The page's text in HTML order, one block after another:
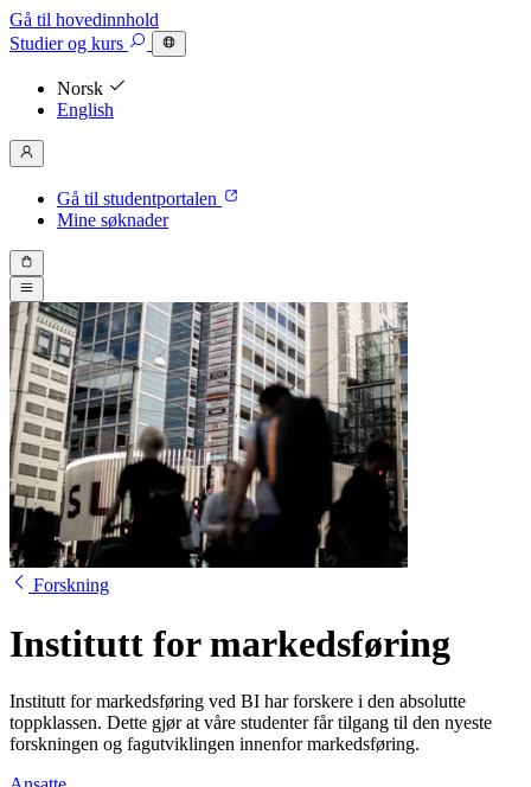
Gå til hovedinnhold
Studierog kurs
Norsk
English
Gå til studentportalen
Mine søknader
Forskning
Institutt for markedsføring
Institutt for markedsføring ved BI har forskere i den absolutte
toppklassen. Dette gjør at våre studenter får tilgang til den nyeste
forskningen og fagutviklingen innenfor markedsføring.